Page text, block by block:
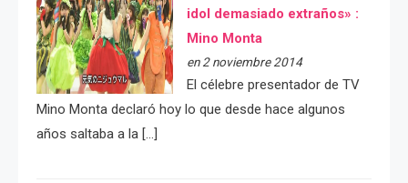
idol demasiado extraños» :
Mino Monta
en 2 noviembre 2014
El célebre presentador de TV
Mino Monta declaró hoy lo que desde hace algunos
años saltaba a la […]